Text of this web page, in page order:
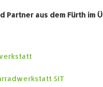
Partner aus dem Fürth
SIT